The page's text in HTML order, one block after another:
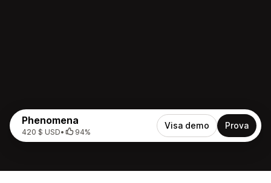
Phenomena
420 $ USD• 94%
Visa demo Prova